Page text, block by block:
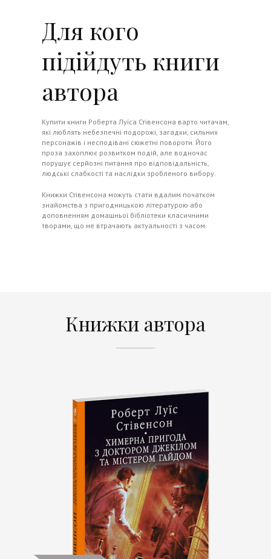
Для кого
підійдуть книги
автора
Купити книги Роберта Луїса Стівенсона варто читачам,
які люблять небезпечні подорожі, загадки, сильних
персонажів і несподівані сюжетні повороти. Його
проза захоплює розвитком подій, але водночас
порушує серйозні питання про відповідальність,
людські слабкості та наслідки зробленого вибору.
Книжки Стівенсона можуть стати вдалим початком
знайомства з пригодницькою літературою або
доповненням домашньої бібліотеки класичними
творами, що не втрачають актуальності з часом.
Книжки автора